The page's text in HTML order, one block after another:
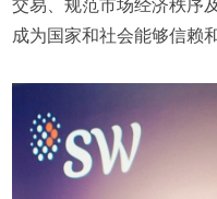
交易、规范市场经济秩序
成为国家和社会能够信赖